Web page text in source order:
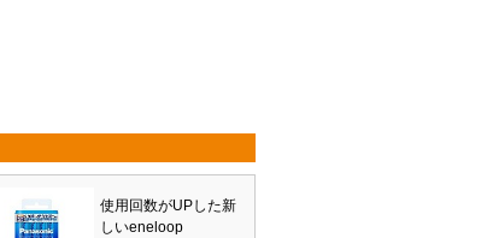
使用回数がUPした新
しいeneloop